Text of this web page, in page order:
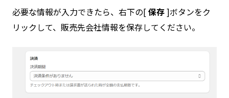
必要な情報が入力できたら、右下の[保存]ボタンをク
リックして、販売先会社情報を保存してください。